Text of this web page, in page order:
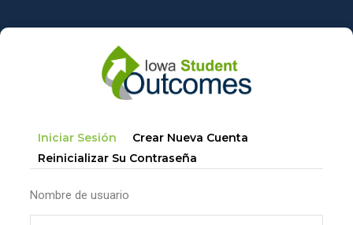
al
Solapas
principales
Iniciar Sesión (solapa
Activa)
Crear Nueva Cuenta
Reinicializar Su Contraseña
Nombre de usuario